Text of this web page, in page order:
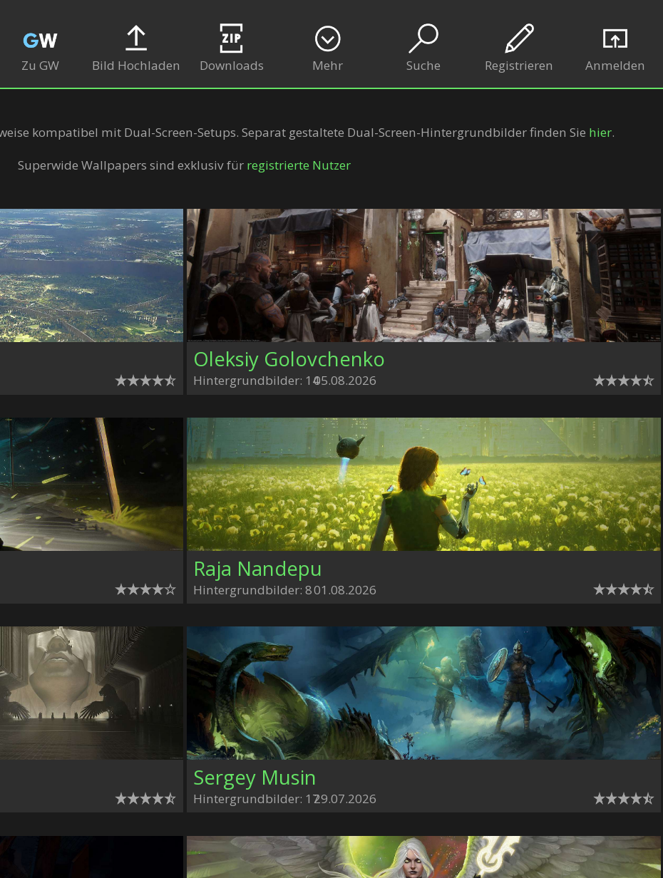
Zu GW Bild Hochladen Downloads Mehr Suche Anmelden
Registrieren
kompatibel mit Dual-Screen-Setups. Separat gestaltete Dual-Screen-Hintergrundbilder finden Sie hier.
Superwide Wallpapers sind exklusiv für registrierte Nutzer
Oleksiy Golovchenko
Hintergrundbilder: 1405.08.2026
Raja Nandepu
Hintergrundbilder: 801.08.2026
Sergey Musin
Hintergrundbilder: 1729.07.2026